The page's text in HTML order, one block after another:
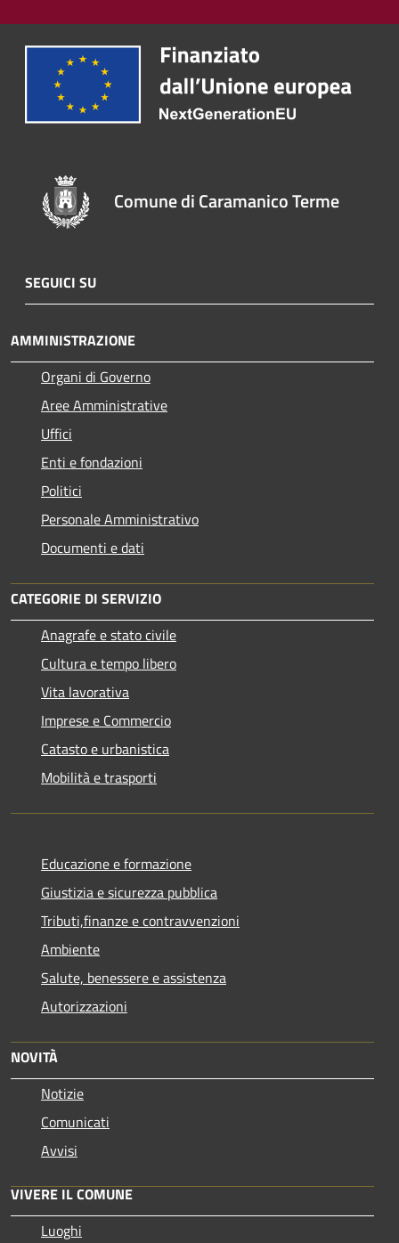
Comune di Caramanico Terme
SEGUICI SU
AMMINISTRAZIONE
Organi di Governo
Aree Amministrative
Uffici
Enti e fondazioni
Politici
Personale Amministrativo
Documenti e dati
CATEGORIE DI SERVIZIO
Anagrafe e stato civile
Cultura e tempo libero
Vita lavorativa
Imprese e Commercio
Catasto e urbanistica
Mobilità e trasporti
Educazione e formazione
Giustizia e sicurezza pubblica
Tributi,finanze e contravvenzioni
Ambiente
Salute, benessere e assistenza
Autorizzazioni
NOVITÀ
Notizie
Comunicati
Avvisi
VIVERE IL COMUNE
Luoghi